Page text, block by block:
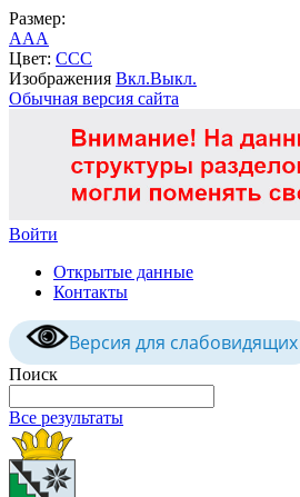
Размер:
AAA
Цвет: CCC
Изображения Вкл.Выкл.
Обычная версия сайта
Войти
Открытые данные
Контакты
Версия для слабовидящих
Поиск
Все результаты